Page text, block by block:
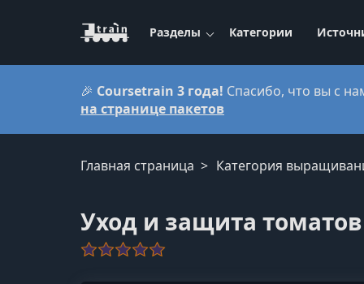
Разделы Категории
🎉 Coursetrain 3 года! Спасибо, что вы с
на странице пакетов
Главная страница Категория
Уход и защита